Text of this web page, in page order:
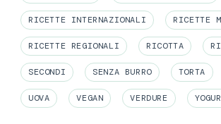
RICETTE INTERNAZIONALI RICETTE
RICETTE REGIONALI RICOTTA
SECONDI SENZA BURRO TORTA
UOVA VEGAN VERDURE